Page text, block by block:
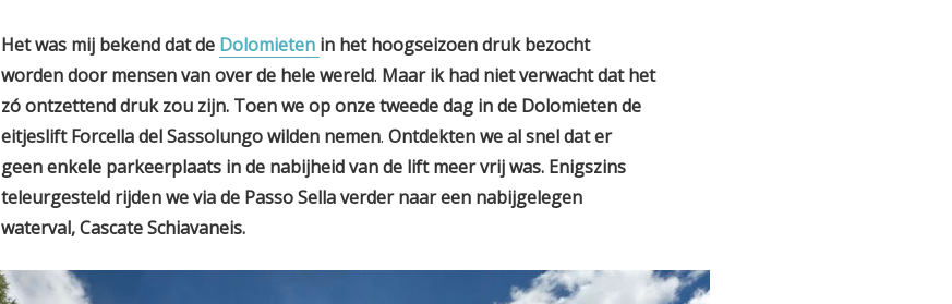
Het was mij bekend dat de Dolomieten in het hoogseizoen druk bezocht
worden door mensen van over de hele wereld. Maar ik had niet verwacht dat het
zó ontzettend druk zou zijn. Toen we op onze tweede dag in de Dolomieten de
eitjeslift Forcella del Sassolungo wilden nemen. Ontdekten we al snel dat er
geen enkele parkeerplaats in de nabijheid van de lift meer vrij was. Enigszins
teleurgesteld rijden we via de Passo Sella verder naar een nabijgelegen
waterval, Cascate Schiavaneis.